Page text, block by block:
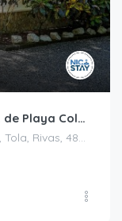
R10 Casita Quinta Martha a 500m. de Playa Colorado
Carretera Litoral del Pacífico, El Limón, Tola, Rivas, 48500, Nicaragua